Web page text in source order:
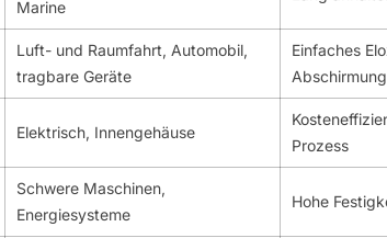
Marine
Luft- und Raumfahrt, Automobil,
tragbare Geräte
Einfaches
Abschirmung
Elektrisch, Innengehäuse
Prozess
Schwere Maschinen,
Energiesysteme
Hohe